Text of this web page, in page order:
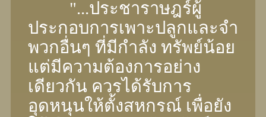
"...ประชาราษฎร์ผู้
ประกอบการเพาะปลูกและจํา
พวกอื่นๆ ที่มีกําลัง ทรัพย์น้อย
แต่มีความต้องการอย่าง
เดียวกัน ควรได้รับการ
อุดหนุนให้ตั้งสหกรณ์ เพื่อยัง